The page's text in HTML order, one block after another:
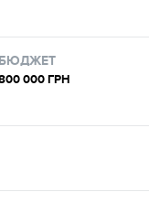
БЮДЖЕТ
000 ГРН